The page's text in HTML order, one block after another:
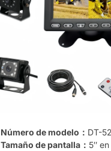
Número de modelo： DT-
Tamaño de pantalla： 5″